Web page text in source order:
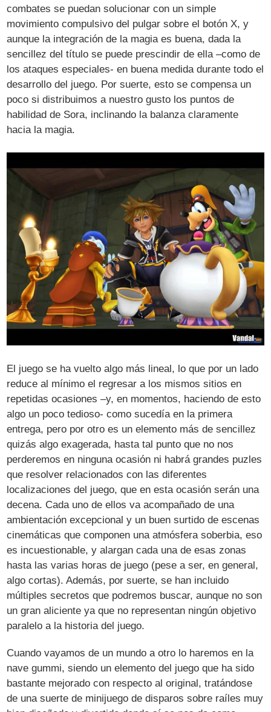
combates se puedan solucionar con un simple
movimiento compulsivo del pulgar sobre el botón X, y
aunque la integración de la magia es buena, dada la
sencillez del título se puede prescindir de ella –como de
los ataques especiales- en buena medida durante todo el
desarrollo del juego. Por suerte, esto se compensa un
poco si distribuimos a nuestro gusto los puntos de
habilidad de Sora, inclinando la balanza claramente
hacia la magia.
El juego se ha vuelto algo más lineal, lo que por un lado
reduce al mínimo el regresar a los mismos sitios en
repetidas ocasiones –y, en momentos, haciendo de esto
algo un poco tedioso- como sucedía en la primera
entrega, pero por otro es un elemento más de sencillez
quizás algo exagerada, hasta tal punto que no nos
perderemos en ninguna ocasión ni habrá grandes puzles
que resolver relacionados con las diferentes
localizaciones del juego, que en esta ocasión serán una
decena. Cada uno de ellos va acompañado de una
ambientación excepcional y un buen surtido de escenas
cinemáticas que componen una atmósfera soberbia, eso
es incuestionable, y alargan cada una de esas zonas
hasta las varias horas de juego (pese a ser, en general,
algo cortas). Además, por suerte, se han incluido
múltiples secretos que podremos buscar, aunque no son
un gran aliciente ya que no representan ningún objetivo
paralelo a la historia del juego.
Cuando vayamos de un mundo a otro lo haremos en la
nave gummi, siendo un elemento del juego que ha sido
bastante mejorado con respecto al original, tratándose
de una suerte de minijuego de disparos sobre raíles muy